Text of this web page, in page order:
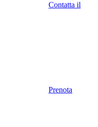
Contatta il
Prenota